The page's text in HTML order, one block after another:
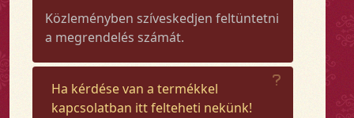
Közleményben szíveskedjen feltüntetni
a megrendelés számát.
Ha kérdése van a termékkel
kapcsolatban itt felteheti nekünk!